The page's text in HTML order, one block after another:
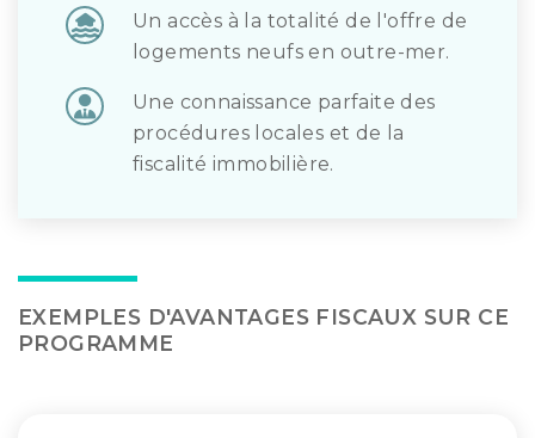
Un accès à la totalité de l'offre de
logements neufs en outre-mer.
Une connaissance parfaite des
procédures locales et de la
fiscalité immobilière.
EXEMPLES D'AVANTAGES FISCAUX SUR CE
PROGRAMME